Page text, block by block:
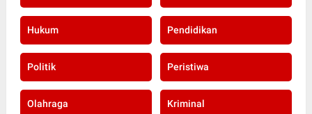
Hukum Pendidikan
Politik Peristiwa
Olahraga Kriminal